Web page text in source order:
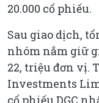
20.000 cổ phiếu.
Sau giao dịch,
nhóm nắm giữ
22, triệu đơn vị.
Investments
cổ phiếu DGC